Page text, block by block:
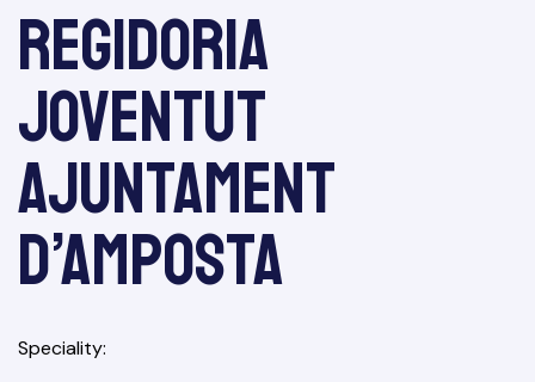
Regidoria
Joventut
Ajuntament
d’Amposta
Speciality